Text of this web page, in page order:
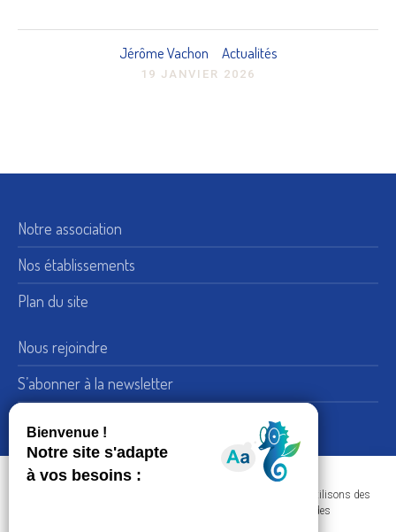
Dans le respect de votre confidentialité et de vos données, nous utilisons des
cookies afin d'améliorer votre navigation sur nos sites et réaliser des
Jérôme Vachon Actualités
19 JANVIER 2026
Notre association
Nos établissements
Plan du site
Nous rejoindre
S’abonner à la newsletter
Adresse : 15, rue de Bellechasse 75007 Paris